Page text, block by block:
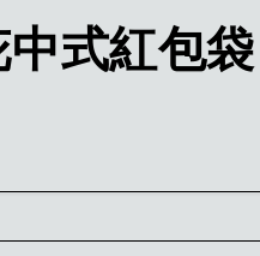
式紅包袋